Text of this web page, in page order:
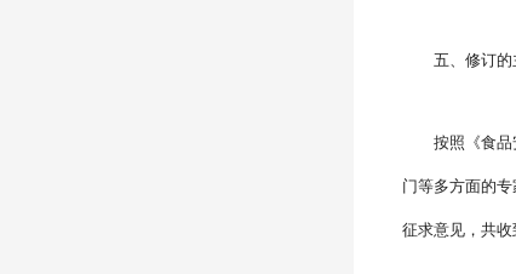
五、修订的
按照《食
门等多方面的
征求意见，共